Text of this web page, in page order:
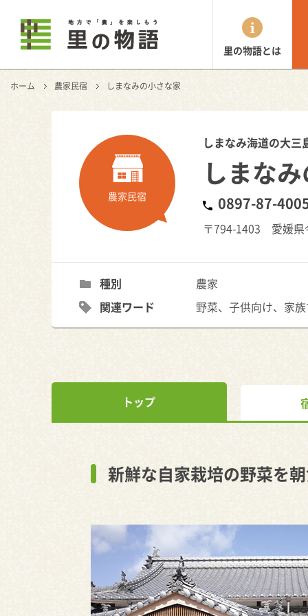
里の物語とは
ホーム 農家民宿 しまなみの小さな家
農家民宿
しまなみ海道の大
しまな
0897-87-
〒794-1403 愛媛県
種別
農家
関連ワード
野菜、子供向け、家
トップ
新鮮な自家栽培の野菜を